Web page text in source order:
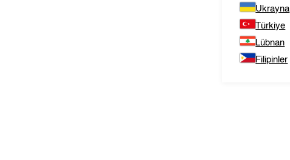
Ukrayna
Türkiye
Lübnan
Filipinler